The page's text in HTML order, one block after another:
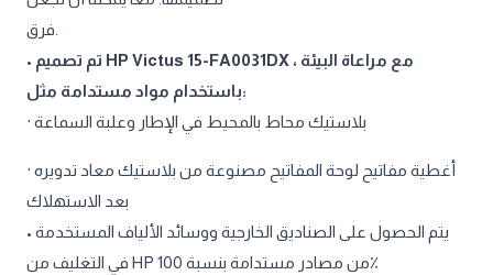
•
باستخدام مواد مستدامة مثل:
· بلاستيك محاط بالمحيط في الإطار وعلبة السماعة
· أغطية مفاتيح لوحة المفاتيح مصنوعة من بلاستيك معاد تدويره
بعد الاستهلاك
• يتم الحصول على الصناديق الخارجية ووسائد الألياف المستخدمة
في التغليف من HP من مصادر مستدامة بنسبة 100٪